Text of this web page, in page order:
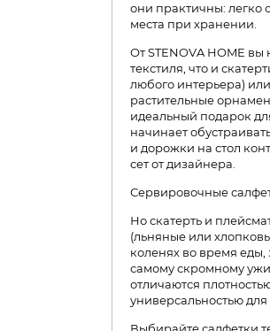
они практичны: легко
места при хранении.
От STENOVA HOME вы
текстиля, что и
любого интерьера)
растительные
идеальный подарок
начинает
и дорожки на стол
сет от дизайнера.
Сервировочные
Но скатерть и
(льняные или
коленях во время
самому скромному
отличаются
универсальностью